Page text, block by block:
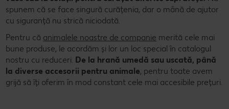
spunem că se face singură curățenia, dar o mână de ajutor
cu siguranță nu strică niciodată.
Pentru că animalele noastre de companie merită cele mai
bune produse, le acordăm și lor un loc special în catalogul
nostru cu reduceri. De la hrană umedă sau uscată, până
la diverse accesorii pentru animale, pentru toate avem
grijă să îți oferim în mod constant cele mai accesibile prețuri.